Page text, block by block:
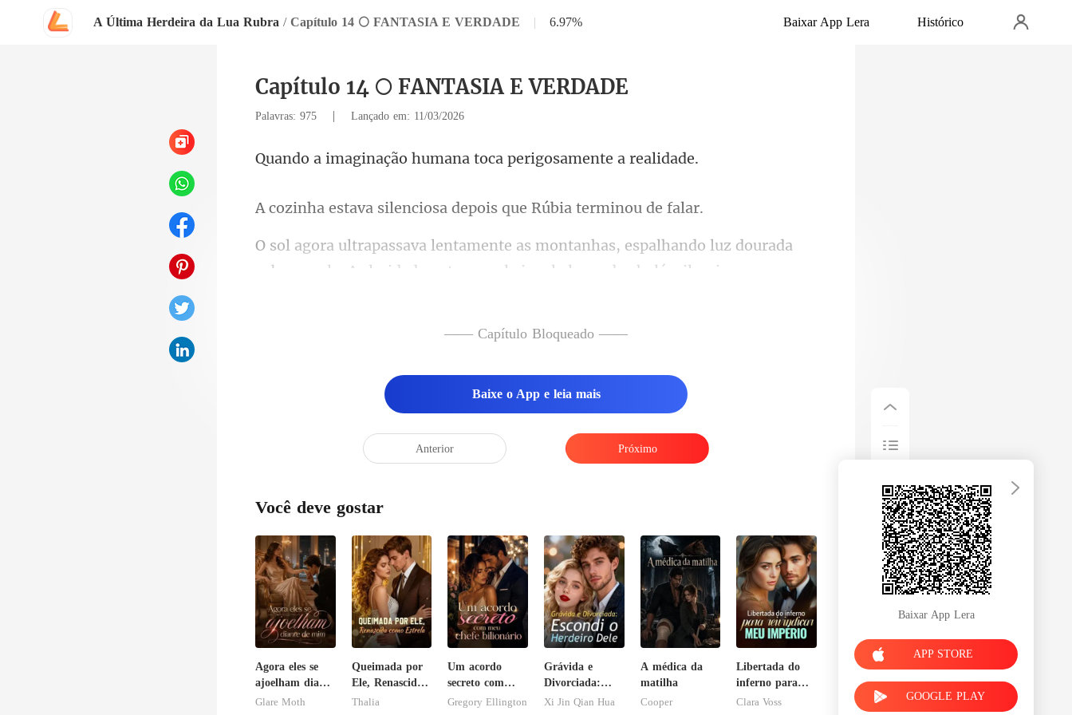
A Última Herdeira da Lua Rubra / Capítulo 14 🌕 FANTASIA E VERDADE | 6.97% Baixar App Lera Histórico
Capítulo 14 🌕 FANTASIA E VERDADE
Palavras: 975 | Lançado em: 11/03/2026
humana toca perigo
nciosa depois que Rúb
obre o vale. A claridade entrava pela janela larga do chalé e iluminava a
—— Capítulo Bloqueado ——
Baixe o App e leia mais
Anterior Próximo
Você deve gostar
Agora eles se
ajoelham diante
de mim
Glare Moth
Queimada por
Ele, Renascida
como Estrela
Thalia
Um acordo
secreto com
meu chefe
Gregory Ellington
Grávida e
Divorciada:
Escondi o
Xi Jin Qian Hua
A médica da
matilha
Cooper
Libertada do
inferno para
reivindicar meu
Clara Voss
Baixar App Lera
APP STORE
GOOGLE PLAY